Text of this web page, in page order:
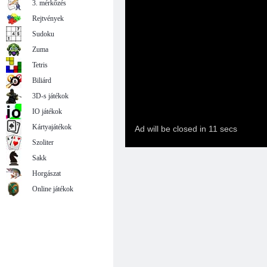
3. mérkőzés
Rejtvények
Sudoku
Zuma
Tetris
Biliárd
3D-s játékok
IO játékok
Kártyajátékok
Szoliter
Sakk
Horgászat
Online játékok